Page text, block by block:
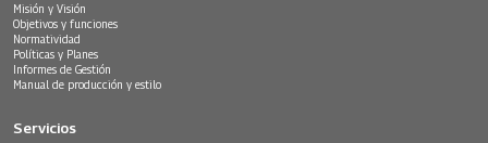
Misión y Visión
Objetivos y funciones
Normatividad
Políticas y Planes
Informes de Gestión
Manual de producción y estilo
Servicios